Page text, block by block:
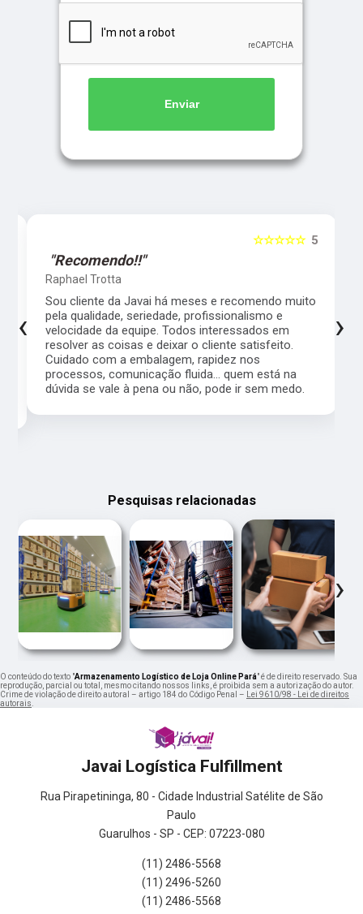
Enviar
5
☆☆☆☆☆
"Recomendo!!"
Raphael Trotta
Sou cliente da Javai há meses e recomendo muito
pela qualidade, seriedade, profissionalismo e
velocidade da equipe. Todos interessados em
resolver as coisas e deixar o cliente satisfeito.
Cuidado com a embalagem, rapidez nos
processos, comunicação fluida... quem está na
dúvida se vale à pena ou não, pode ir sem medo.
‹ ›
Pesquisas relacionadas
‹ ›
O conteúdo do texto "Armazenamento Logístico de Loja Online Pará" é de direito reservado. Sua
reprodução, parcial ou total, mesmo citando nossos links, é proibida sem a autorização do autor.
Crime de violação de direito autoral – artigo 184 do Código Penal –
Lei 9610/98 - Lei de direitos
autorais
Javai Logística Fulfillment
Rua Pirapetininga, 80 - Cidade Industrial Satélite de São
Paulo
Guarulhos - SP - CEP: 07223-080
(11) 2486-5568
(11) 2496-5260
(11) 2486-5568